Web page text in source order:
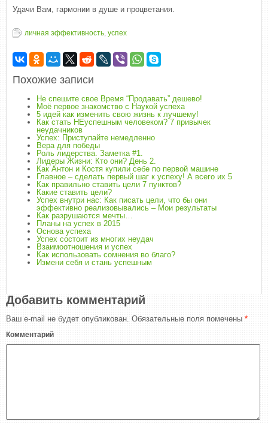
Удачи Вам, гармонии в душе и процветания.
личная эффективность, успех
Похожие записи
Не спешите свое Время “Продавать” дешево!
Моё первое знакомство с Наукой успеха
5 идей как изменить свою жизнь к лучшему!
Как стать НЕуспешным человеком? 7 привычек
неудачников
Успех: Приступайте немедленно
Вера для победы
Роль лидерства. Заметка #1.
Лидеры Жизни: Кто они? День 2.
Как Антон и Костя купили себе по первой машине
Главное – сделать первый шаг к успеху! А всего их 5
Как правильно ставить цели 7 пунктов?
Какие ставить цели?
Успех внутри нас: Как писать цели, что бы они
эффективно реализовывались – Мои результаты
Как разрушаются мечты…
Планы на успех в 2015
Основа успеха
Успех состоит из многих неудач
Взаимоотношения и успех
Как использовать сомнения во благо?
Измени себя и стань успешным
Добавить комментарий
Ваш e-mail не будет опубликован. Обязательные поля помечены *
Комментарий